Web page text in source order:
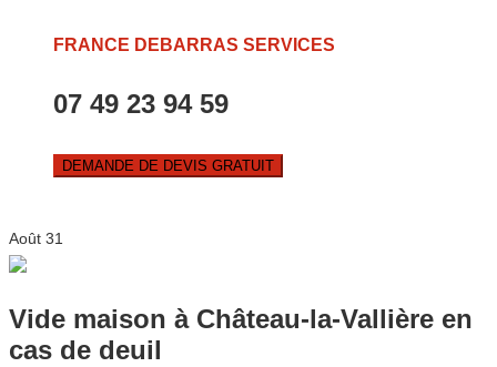
FRANCE DEBARRAS SERVICES
07 49 23 94 59
DEMANDE DE DEVIS GRATUIT
Août 31
Vide maison à Château-la-Vallière en
cas de deuil